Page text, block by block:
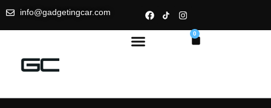
info@gadgetingcar.com
0